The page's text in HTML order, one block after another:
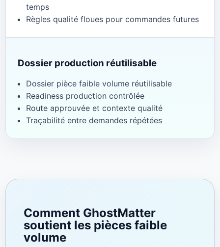
temps
Règles qualité floues pour commandes futures
Dossier production réutilisable
Dossier pièce faible volume réutilisable
Readiness production contrôlée
Route approuvée et contexte qualité
Traçabilité entre demandes répétées
Comment GhostMatter
soutient les pièces faible
volume